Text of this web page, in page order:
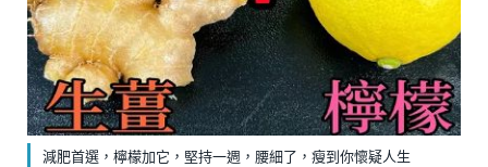
減肥首選，檸檬加它，堅持一週，腰細了，瘦到你懷疑人生